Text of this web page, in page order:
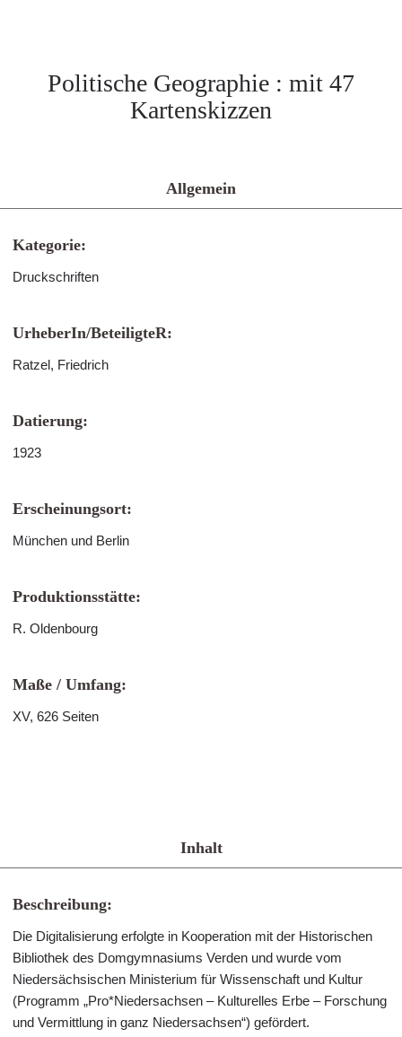
Politische Geographie : mit 47
Kartenskizzen
Allgemein
Kategorie:
Druckschriften
UrheberIn/BeteiligteR:
Ratzel, Friedrich
Datierung:
1923
Erscheinungsort:
München und Berlin
Produktionsstätte:
R. Oldenbourg
Maße / Umfang:
XV, 626 Seiten
Inhalt
Beschreibung:
Die Digitalisierung erfolgte in Kooperation mit der Historischen
Bibliothek des Domgymnasiums Verden und wurde vom
Niedersächsischen Ministerium für Wissenschaft und Kultur
(Programm „Pro*Niedersachsen – Kulturelles Erbe – Forschung
und Vermittlung in ganz Niedersachsen“) gefördert.